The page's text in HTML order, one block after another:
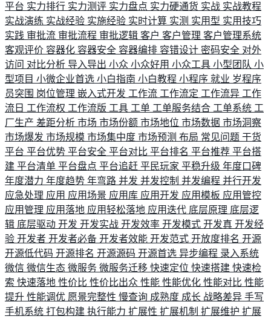
平台 实力排行 实力测评 实力盘点 实力硬通货 实战 实战教程
实战演练 实战经验 实施经验 实时计算 实测 实用型 实用技巧
实践 审批流 审批流程 审批逻辑 客户 客户管理 客户管理系统
客观评价 容器化 容器安全 容器编排 容错设计 密码安全 对外
访问 对比分析 导入导出 小众 小众好用 小众工具 小型团队 小
型项目 小微企业首选 小白指南 小白教程 小程序 就业 岁程序
员突围 岗位管理 嵌入式开发 工作流 工作流定 工作流异 工作
流日 工作流权 工作流版 工具 工单 工单服务结合 工单系统 工
厂生产 差距分析 市场 市场份额 市场地位 市场数据 市场洞察
市场爆发 市场规模 市场集中度 市场预测 布局 常见问题 干货
平台 平台优势 平台安全 平台对比 平台排名 平台推荐 平台搭
建 平台清单 平台盘点 平台追赶 平民玩家 平稳升级 年度口碑
年度潜力 年度趋势 年弯路 并发 并发控制 并发编程 并行开发
应急处理 应用 应用场景 应用库 应用开发 应用模板 应用管控
应用管理 应用落地 应用轻松落地 应用迭代 底层原理 底层逻
辑 底层驱动 开发 开发实战 开发效率 开发模式 开发真 开发经
验 开发者 开发者必备 开发者效能 开发范式 开放度排名 开源
开源低代码 开源排名 开源源码 开源首选 异步编程 录入系统
微信 微信生态 微服务 微服务迁移 快速定位 快速搭建 快速检
索 快速落地 性价比 性价比出众 性能 性能优化 性能对比 性能
提升 性能调优 愿景完整性 慢查询 成熟度 成长 战略差异 手写
手机系统 打包构建 执行能力 扩展性 扩展机制 扩展维护 扩展